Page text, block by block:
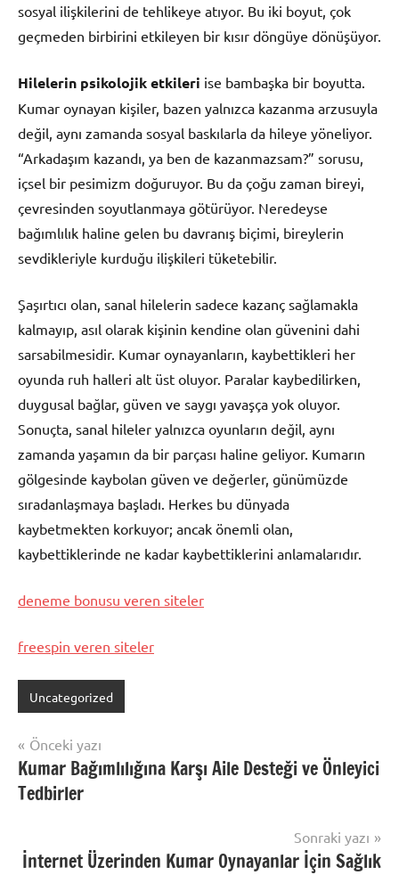
sosyal ilişkilerini de tehlikeye atıyor. Bu iki boyut, çok
geçmeden birbirini etkileyen bir kısır döngüye dönüşüyor.
Hilelerin psikolojik etkileri ise bambaşka bir boyutta.
Kumar oynayan kişiler, bazen yalnızca kazanma arzusuyla
değil, aynı zamanda sosyal baskılarla da hileye yöneliyor.
“Arkadaşım kazandı, ya ben de kazanmazsam?” sorusu,
içsel bir pesimizm doğuruyor. Bu da çoğu zaman bireyi,
çevresinden soyutlanmaya götürüyor. Neredeyse
bağımlılık haline gelen bu davranış biçimi, bireylerin
sevdikleriyle kurduğu ilişkileri tüketebilir.
Şaşırtıcı olan, sanal hilelerin sadece kazanç sağlamakla
kalmayıp, asıl olarak kişinin kendine olan güvenini dahi
sarsabilmesidir. Kumar oynayanların, kaybettikleri her
oyunda ruh halleri alt üst oluyor. Paralar kaybedilirken,
duygusal bağlar, güven ve saygı yavaşça yok oluyor.
Sonuçta, sanal hileler yalnızca oyunların değil, aynı
zamanda yaşamın da bir parçası haline geliyor. Kumarın
gölgesinde kaybolan güven ve değerler, günümüzde
sıradanlaşmaya başladı. Herkes bu dünyada
kaybetmekten korkuyor; ancak önemli olan,
kaybettiklerinde ne kadar kaybettiklerini anlamalarıdır.
deneme bonusu veren siteler
freespin veren siteler
Uncategorized
Yazı
gezinmesi
Önceki yazı
Kumar Bağımlılığına Karşı Aile Desteği ve Önleyici
Tedbirler
Sonraki yazı
İnternet Üzerinden Kumar Oynayanlar İçin Sağlık